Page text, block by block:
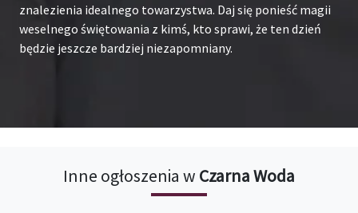
znalezienia idealnego towarzystwa. Daj się ponieść magii
weselnego świętowania z kimś, kto sprawi, że ten dzień
będzie jeszcze bardziej niezapomniany.
Inne ogłoszenia w Czarna Woda